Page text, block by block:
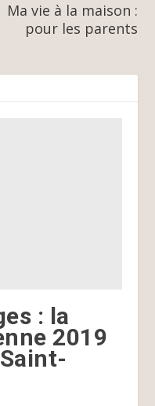
Ma vie à la maison :
pour les parents
: la
2019